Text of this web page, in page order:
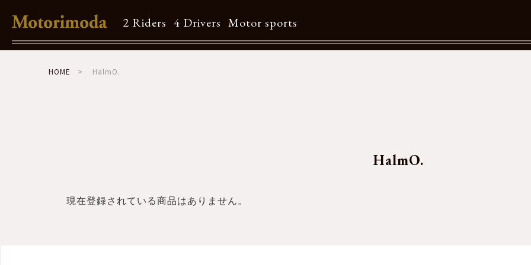
2 Riders 4 Drivers Motor sports
Shop Info
HOME HalmO.
HalmO.
現在登録されている商品はありません。